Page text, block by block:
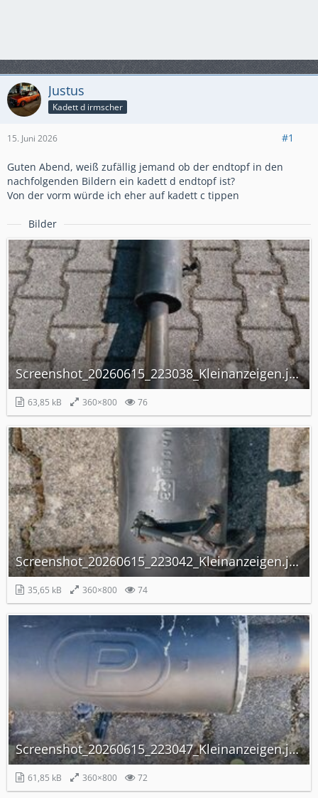
Justus
Kadett d irmscher
15. Juni 2026 #1
Guten Abend, weiß zufällig jemand ob der endtopf in den
nachfolgenden Bildern ein kadett d endtopf ist?
Von der vorm würde ich eher auf kadett c tippen
Bilder
Screenshot_20260615_223038_Kleinanzeigen.jpg
63,85 kB 360×800 76
Screenshot_20260615_223042_Kleinanzeigen.jpg
35,65 kB 360×800 74
Screenshot_20260615_223047_Kleinanzeigen.jpg
61,85 kB 360×800 72